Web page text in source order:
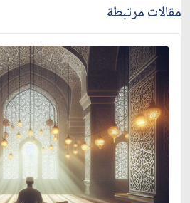
مقالات مرتبطة